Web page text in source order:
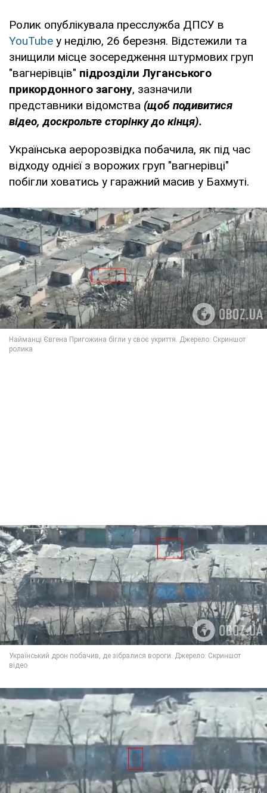
Ролик опублікувала пресслужба ДПСУ в
YouTube у неділю, 26 березня. Відстежили та
знищили місце зосередження штурмових груп
"вагнерівців" підрозділи Луганського
прикордонного загону, зазначили
представники відомства (щоб подивитися
відео, доскрольте сторінку до кінця).
Українська аеророзвідка побачила, як під час
відходу однієї з ворожих груп "вагнерівці"
побігли ховатись у гаражний масив у Бахмуті.